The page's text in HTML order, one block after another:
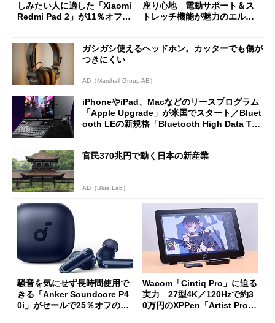
しみたい人に適した「Xiaomi
Redmi Pad 2」が11％オフの
座り心地 電動サポート＆ス
トレッチ機能が魅力のエルゴ
ガシガシ使えるヘッドホン。カッターでも傷が
つきにくい
AD（Marshall Group AB）
iPhoneやiPad、Macなどのリースプログラム
「Apple Upgrade」が米国でスタート／Bluet
ooth LEの新規格「Bluetooth High Data Thr
官民370兆円で動く日本の新産業
AD（Blue Lab）
騒音を気にせず長時間使用で
きる「Anker Soundcore P4
0i」がセールで25％オフの59
Wacom「Cintiq Pro」に迫る
実力 27型4K／120Hzで約3
0万円のXPPen「Artist Pro 2